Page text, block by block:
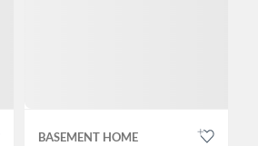
BASEMENT HOME